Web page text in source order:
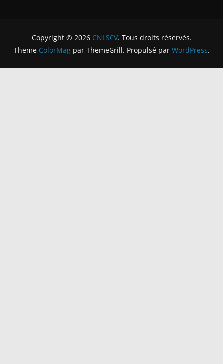
Copyright © 2026 CNLSCV. Tous droits réservés.
Theme ColorMagpar ThemeGrill. Propulsé par WordPress.